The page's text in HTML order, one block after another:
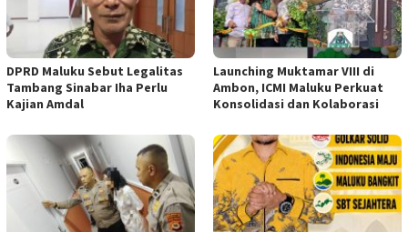
DPRD Maluku Sebut Legalitas
Tambang Sinabar Iha Perlu
Kajian Amdal
Launching Muktamar VIII di
Ambon, ICMI Maluku Perkuat
Konsolidasi dan Kolaborasi